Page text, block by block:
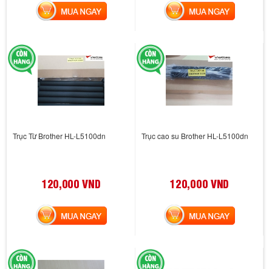
MUA NGAY MUA NGAY
Trục Từ Brother HL-L5100dn
120,000 VND
MUA NGAY
Trục cao su Brother HL-L5100dn
120,000 VND
MUA NGAY